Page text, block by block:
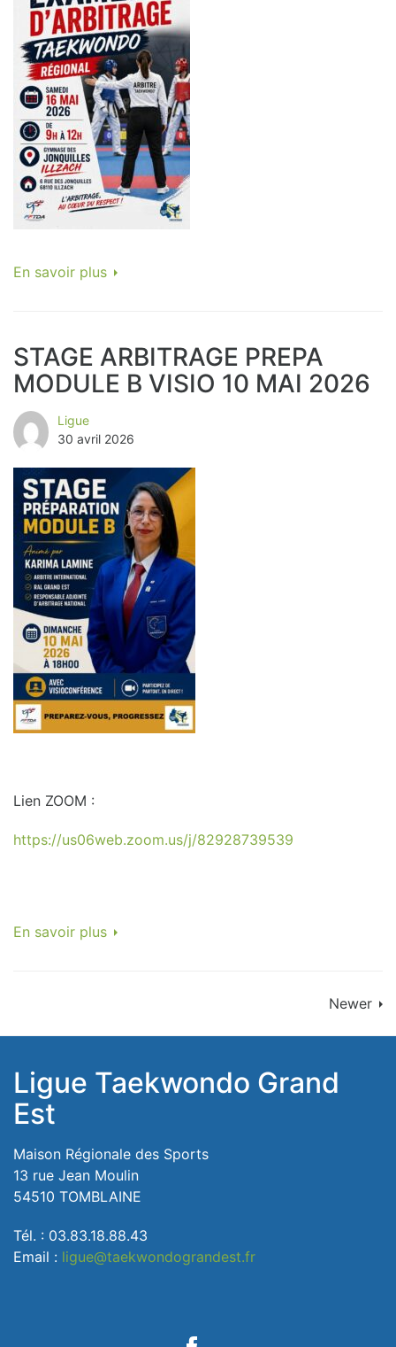
En savoir plus
STAGE ARBITRAGE PREPA
MODULE B VISIO 10 MAI 2026
Ligue
30 avril 2026
Lien ZOOM :
https://us06web.zoom.us/j/82928739539
En savoir plus
Newer
Ligue Taekwondo Grand
Est
Maison Régionale des Sports
13 rue Jean Moulin
54510 TOMBLAINE
Tél. : 03.83.18.88.43
Email : ligue@taekwondograndest.fr